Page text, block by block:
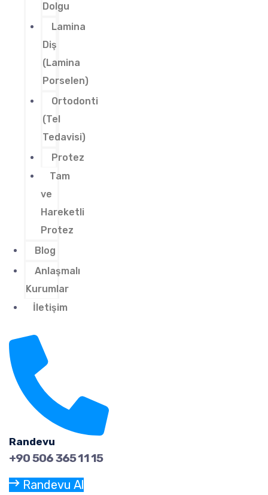
Dolgu
Lamina
Diş
(Lamina
Porselen)
Ortodonti
(Tel
Tedavisi)
Protez
Tam
ve
Hareketli
Protez
Blog
Anlaşmalı
Kurumlar
İletişim
Randevu
+90 506 365 11 15
Randevu Al